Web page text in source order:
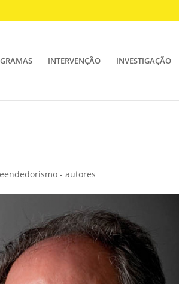
INTERVENÇÃO INVESTIGAÇÃO
- autores